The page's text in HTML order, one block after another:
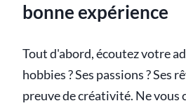
bonne expérience
Tout d'abord, écoutez votre
hobbies ? Ses passions ? Ses
preuve de créativité. Ne vous